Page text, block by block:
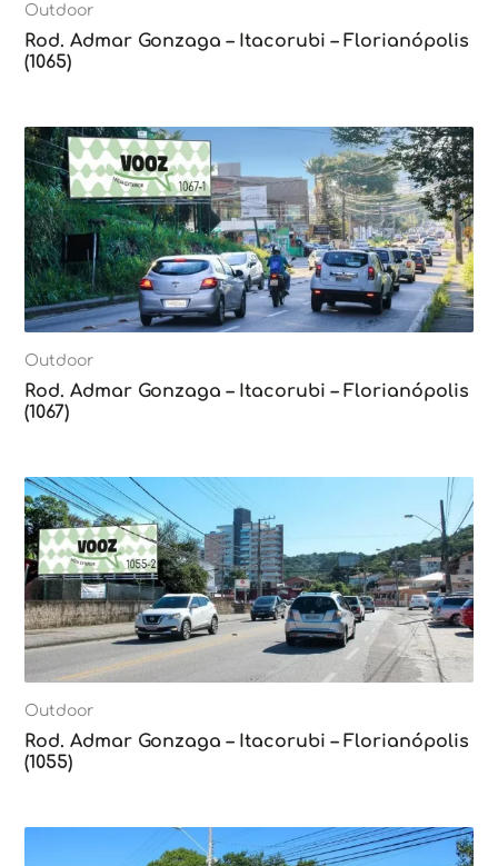
Outdoor
Rod. Admar Gonzaga – Itacorubi – Florianópolis
(1065)
Outdoor
Rod. Admar Gonzaga – Itacorubi – Florianópolis
(1067)
Outdoor
Rod. Admar Gonzaga – Itacorubi – Florianópolis
(1055)